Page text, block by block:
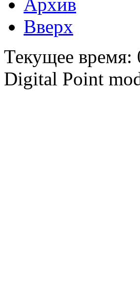
Вверх
Текущее время:
Digital Point